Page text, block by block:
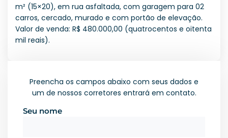
m² (15×20), em rua asfaltada, com garagem para 02
carros, cercado, murado e com portão de elevação.
Valor de venda: R$ 480.000,00 (quatrocentos e oitenta
mil reais).
Preencha os campos abaixo com seus dados e
um de nossos corretores entrará em contato.
Seu nome